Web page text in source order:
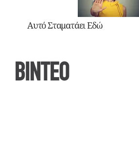
Αυτό Σταματάει Εδώ
ΒΙΝΤΕΟ